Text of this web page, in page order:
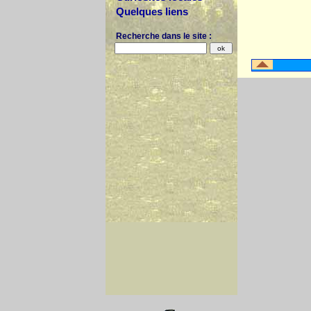
Quelques liens
Recherche dans le site :